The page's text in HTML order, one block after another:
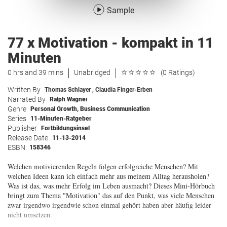
Sample
77 x Motivation - kompakt in 11
Minuten
0 hrs and 39 mins Unabridged (0 Ratings)
Written By Thomas Schlayer, Claudia Finger-Erben
Narrated By Ralph Wagner
Genre Personal Growth, Business Communication
Series 11-Minuten-Ratgeber
Publisher Fortbildungsinsel
Release Date 11-13-2014
ESBN 158346
Welchen motivierenden Regeln folgen erfolgreiche Menschen? Mit
welchen Ideen kann ich einfach mehr aus meinem Alltag herausholen?
Was ist das, was mehr Erfolg im Leben ausmacht? Dieses Mini-Hörbuch
bringt zum Thema "Motivation" das auf den Punkt, was viele Menschen
zwar irgendwo irgendwie schon einmal gehört haben aber häufig leider
nicht umsetzen.